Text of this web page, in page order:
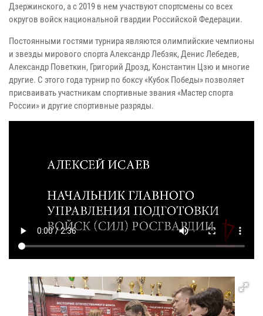
Дзержинского, а с 2019 в нем участвуют спортсмены со всех
округов войск национальной гвардии Российской Федерации.
Постоянными гостями турнира являются олимпийские чемпионы
и звезды мирового спорта Александр Лебзяк, Денис Лебедев,
Александр Поветкин, Григорий Дрозд, Константин Цзю и многие
другие. С этого года турнир по боксу «Кубок Победы» позволяет
присваивать участникам спортивные звания «Мастер спорта
России» и другие спортивные разряды.